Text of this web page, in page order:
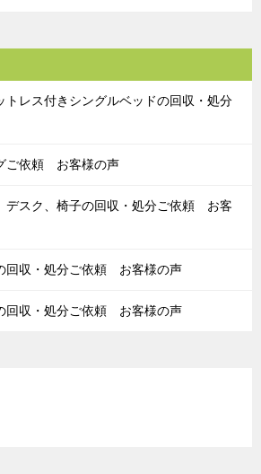
トレス付きシングルベッドの回収・処分
ご依頼 お客様の声
デスク、椅子の回収・処分ご依頼 お客
回収・処分ご依頼 お客様の声
回収・処分ご依頼 お客様の声